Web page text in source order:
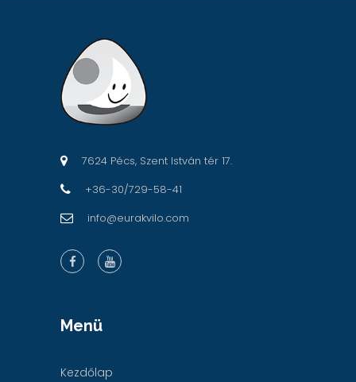
7624 Pécs, Szent István tér 17.
+36-30/729-58-41
info@eurakvilo.com
Menü
Kezdőlap